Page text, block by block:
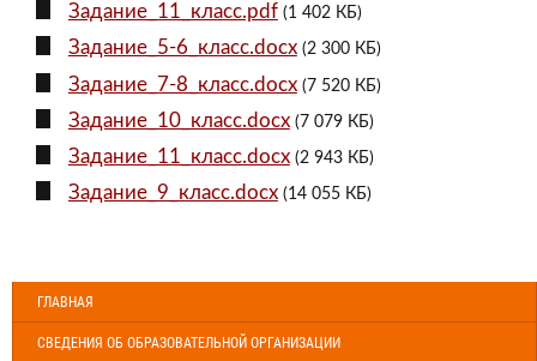
Задание_11_класс.pdf (1 402 КБ)
Задание_5-6_класс.docx (2 300 КБ)
Задание_7-8_класс.docx (7 520 КБ)
Задание_10_класс.docx (7 079 КБ)
Задание_11_класс.docx (2 943 КБ)
Задание_9_класс.docx (14 055 КБ)
ГЛАВНАЯ
СВЕДЕНИЯ ОБ ОБРАЗОВАТЕЛЬНОЙ ОРГАНИЗАЦИИ